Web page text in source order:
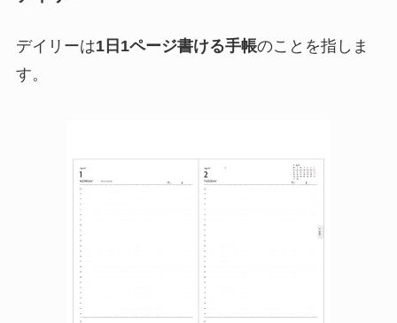
デイリーは1日1ページ書ける手帳のことを指しま
す。